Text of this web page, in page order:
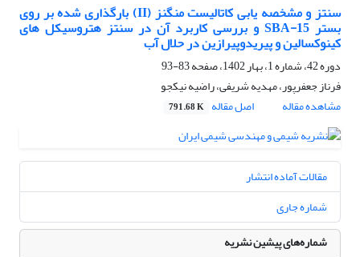
سنتز و مشخصه یابی کاتالیست منگنز (II) بارگذاری شده بر روی
بستر SBA-15 و بررسی کاربرد آن در سنتز هتروسیکل های
کینوکسالین و پیریدوپیرازین در حلال آب
دوره 42، شماره 1، بهار 1402، صفحه
83-93
فرناز جعفرپور، مهدیه شریفی، راضیه نیکجو
مشاهده مقاله
اصل مقاله 791.68 K
مقالات آماده انتشار
شماره جاری
شماره‌های پیشین نشریه